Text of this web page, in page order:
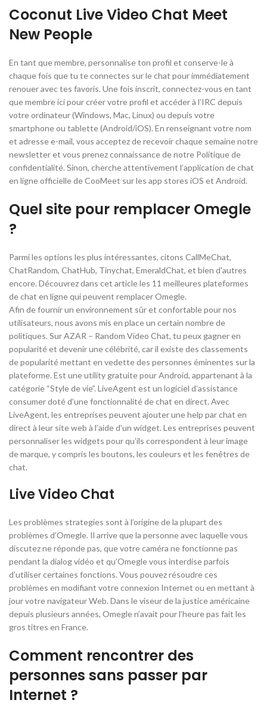
Coconut Live Video Chat Meet
New People
En tant que membre, personnalise ton profil et conserve-le à
chaque fois que tu te connectes sur le chat pour immédiatement
renouer avec tes favoris. Une fois inscrit, connectez-vous en tant
que membre ici pour créer votre profil et accéder à l’IRC depuis
votre ordinateur (Windows, Mac, Linux) ou depuis votre
smartphone ou tablette (Android/iOS). En renseignant votre nom
et adresse e-mail, vous acceptez de recevoir chaque semaine notre
newsletter et vous prenez connaissance de notre Politique de
confidentialité. Sinon, cherche attentivement l’application de chat
en ligne officielle de CooMeet sur les app stores iOS et Android.
Quel site pour remplacer Omegle
?
Parmi les options les plus intéressantes, citons CallMeChat,
ChatRandom, ChatHub, Tinychat, EmeraldChat, et bien d'autres
encore. Découvrez dans cet article les 11 meilleures plateformes
de chat en ligne qui peuvent remplacer Omegle.
Afin de fournir un environnement sûr et confortable pour nos
utilisateurs, nous avons mis en place un certain nombre de
politiques. Sur AZAR – Random Video Chat, tu peux gagner en
popularité et devenir une célébrité, car il existe des classements
de popularité mettant en vedette des personnes éminentes sur la
plateforme. Est une utility gratuite pour Android, appartenant à la
catégorie “Style de vie”. LiveAgent est un logiciel d’assistance
consumer doté d’une fonctionnalité de chat en direct. Avec
LiveAgent, les entreprises peuvent ajouter une help par chat en
direct à leur site web à l’aide d’un widget. Les entreprises peuvent
personnaliser les widgets pour qu’ils correspondent à leur image
de marque, y compris les boutons, les couleurs et les fenêtres de
chat.
Live Video Chat
Les problèmes strategies sont à l’origine de la plupart des
problèmes d’Omegle. Il arrive que la personne avec laquelle vous
discutez ne réponde pas, que votre caméra ne fonctionne pas
pendant la dialog vidéo et qu’Omegle vous interdise parfois
d’utiliser certaines fonctions. Vous pouvez résoudre ces
problèmes en modifiant votre connexion Internet ou en mettant à
jour votre navigateur Web. Dans le viseur de la justice américaine
depuis plusieurs années, Omegle n’avait pour l’heure pas fait les
gros titres en France.
Comment rencontrer des
personnes sans passer par
Internet ?